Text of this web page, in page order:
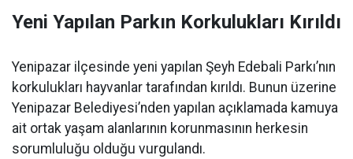
Yeni Yapılan Parkın Korkulukları Kırıldı
Yenipazar ilçesinde yeni yapılan Şeyh Edebali Parkı’nın
korkulukları hayvanlar tarafından kırıldı. Bunun üzerine
Yenipazar Belediyesi’nden yapılan açıklamada kamuya
ait ortak yaşam alanlarının korunmasının herkesin
sorumluluğu olduğu vurgulandı.